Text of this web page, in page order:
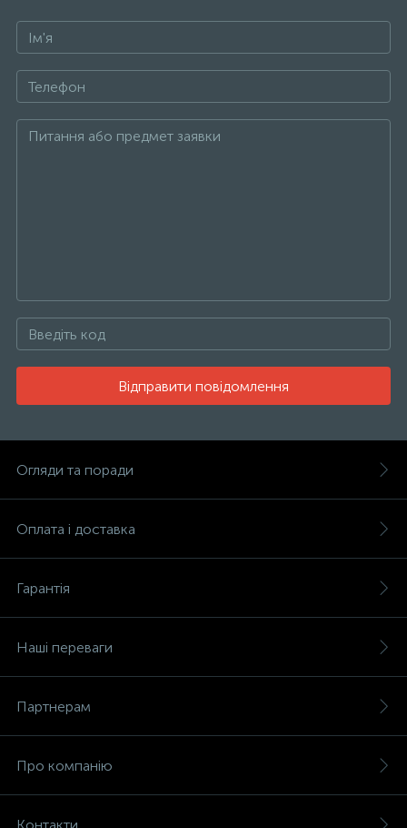
Відправити повідомлення
Огляди та поради
Оплата і доставка
Гарантія
Наші переваги
Партнерам
Про компанію